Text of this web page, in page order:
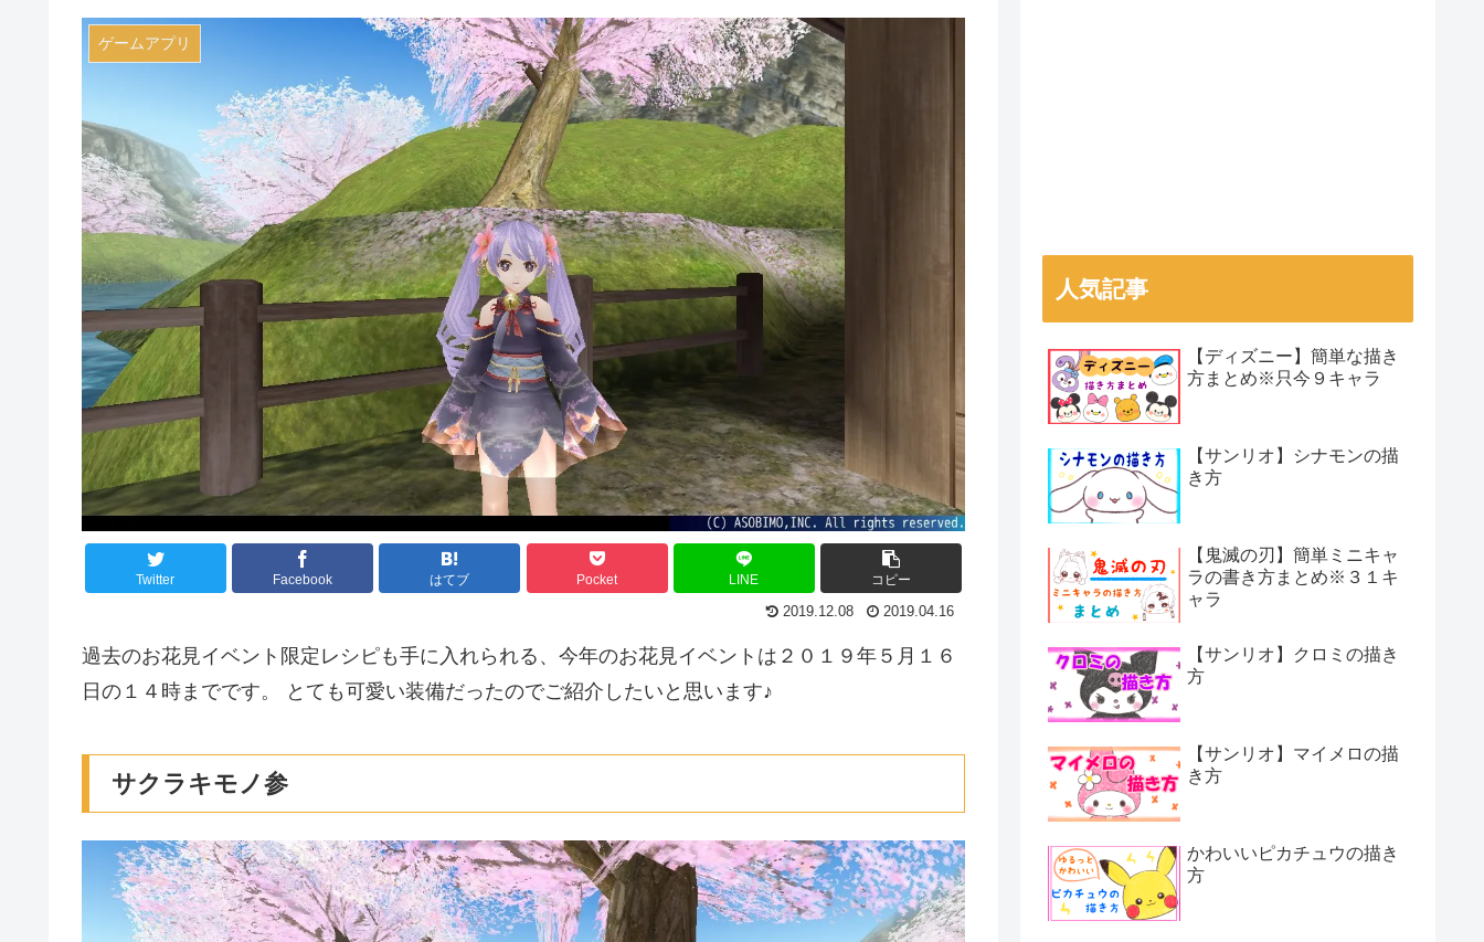
ゲームアプリ
Twitter Facebook はてブ Pocket LINE コピー
2019.12.08 2019.04.16
過去のお花見イベント限定レシピも手に入れられる、今年のお花見イベントは２０１９年５月１６
日の１４時までです。 とても可愛い装備だったのでご紹介したいと思います♪
サクラキモノ参
人気記事
【ディズニー】簡単な描き
方まとめ※只今９キャラ
【サンリオ】シナモンの描
き方
【鬼滅の刃】簡単ミニキャ
ラの書き方まとめ※３１キ
ャラ
【サンリオ】クロミの描き
方
【サンリオ】マイメロの描
き方
かわいいピカチュウの描き
方